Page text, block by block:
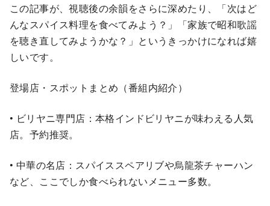
この記事が、視聴後の余韻をさらに深めたり、「次はど
んなスパイス料理を食べてみよう？」「家族で昭和歌謡
を聴き直してみようかな？」というきっかけになれば嬉
しいです。
登場店・スポットまとめ（番組内紹介）
• ビリヤニ専門店：本格インドビリヤニが味わえる人気
店。予約推奨。
• 中華の名店：スパイススペアリブや烏龍茶チャーハン
など、ここでしか食べられないメニュー多数。